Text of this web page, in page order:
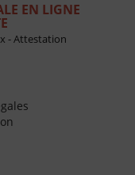
EN LIGNE
- Attestation